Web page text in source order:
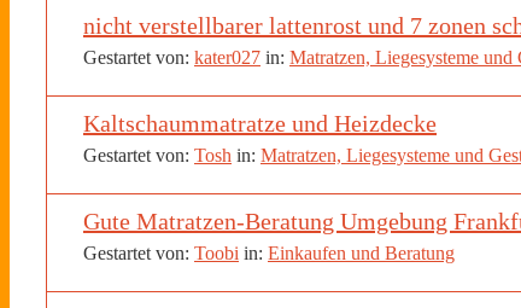
nicht verstellbarer lattenrost und 7 zonen
Gestartet von: kater027 in: Matratzen, Liegesysteme und
Kaltschaummatratze und Heizdecke
Gestartet von: Tosh in: Matratzen, Liegesysteme und
Gute Matratzen-Beratung Umgebung
Gestartet von: Toobi in: Einkaufen und Beratung